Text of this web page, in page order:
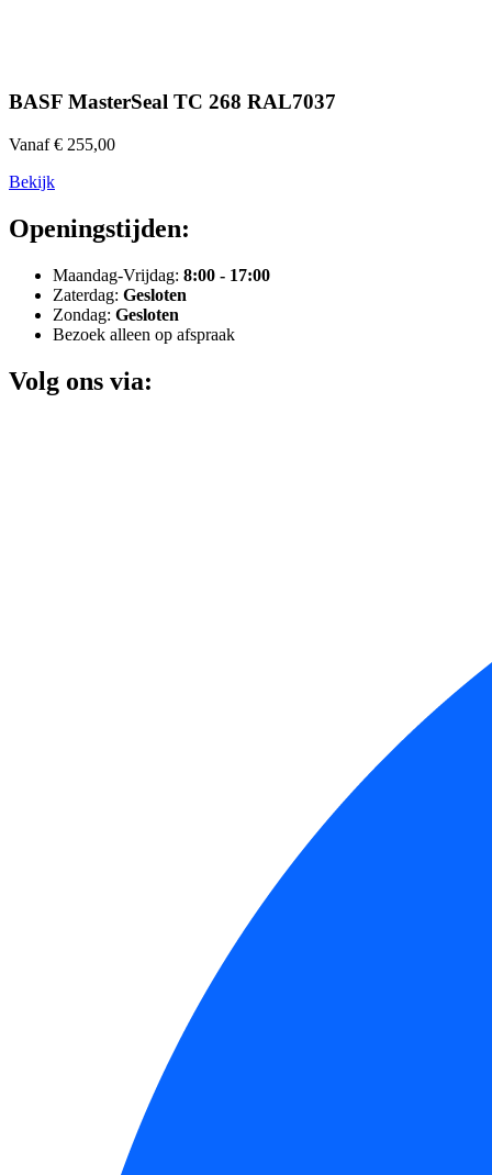
BASF MasterSeal TC 268 RAL7037
Vanaf € 255,00
Bekijk
Openingstijden:
Maandag-Vrijdag: 8:00 - 17:00
Zaterdag: Gesloten
Zondag: Gesloten
Bezoek alleen op afspraak
Volg ons via: